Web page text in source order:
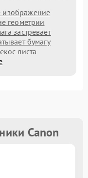
изображение
геометрии
застревает
бумагу
листа
Canon